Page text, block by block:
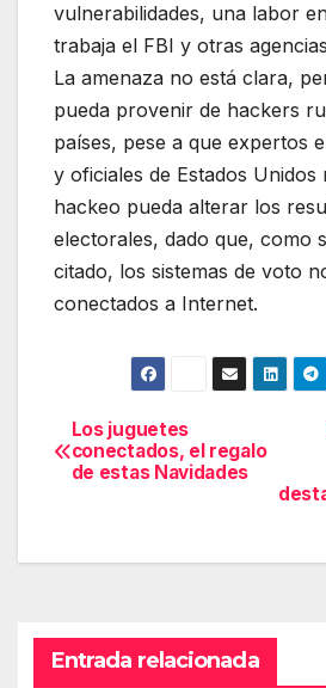
vulnerabilidades, una labor
trabaja el FBI y otras
La amenaza no está clara,
pueda provenir de hackers
países, pese a que expertos
y oficiales de Estados
hackeo pueda alterar los
electorales, dado que, como
citado, los sistemas de voto
conectados a Internet.
Navegación
de
Los juguetes
conectados, el regalo
de estas Navidades
Entrada relacionada